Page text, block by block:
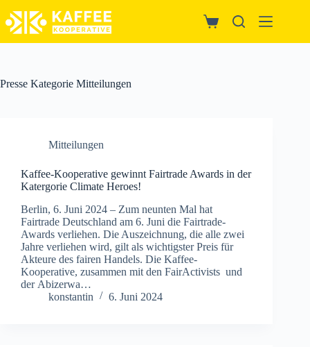
Inhalt
springen
Warenkorb
Presse Kategorie Mitteilungen
Mitteilungen
Kaffee-Kooperative gewinnt Fairtrade Awards in der
Katergorie Climate Heroes!
Berlin, 6. Juni 2024 – Zum neunten Mal hat
Fairtrade Deutschland am 6. Juni die Fairtrade-
Awards verliehen. Die Auszeichnung, die alle zwei
Jahre verliehen wird, gilt als wichtigster Preis für
Akteure des fairen Handels. Die Kaffee-
Kooperative, zusammen mit den FairActivists und
der Abizerwa…
konstantin
6. Juni 2024